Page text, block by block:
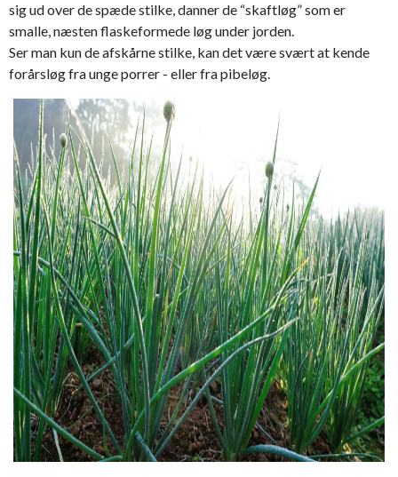
sig ud over de spæde stilke, danner de “skaftløg” som er
smalle, næsten flaskeformede løg under jorden.
Ser man kun de afskårne stilke, kan det være svært at kende
forårsløg fra unge porrer - eller fra pibeløg.